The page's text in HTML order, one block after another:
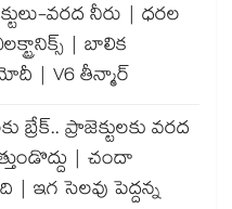
వరద నీరు | ధరల
| బాలిక
| V6 తీన్మార్
బ్రేక్.. ప్రాజెక్టులకు వరద
| చందా
| ఇగ సెలవు పెద్దన్న